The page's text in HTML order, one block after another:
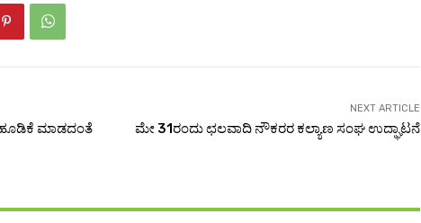
ಮಾಡದಂತೆ
NEXT ARTICLE
ಮೇ 31ರಂದು ಛಲವಾದಿ ನೌಕರರ ಕಲ್ಯಾಣ ಸಂಘ ಉದ್ಘಾಟನೆ